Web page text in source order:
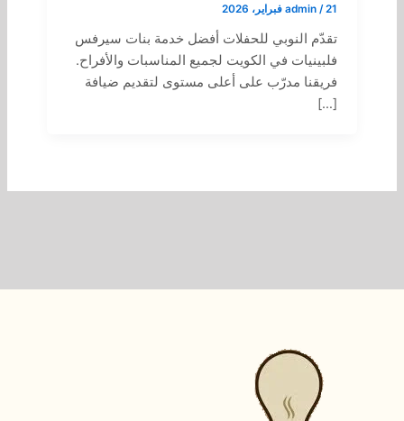
admin /21 فبراير، 2026
تقدّم النوبي للحفلات أفضل خدمة بنات سيرفس
فلبينيات في الكويت لجميع المناسبات والأفراح.
فريقنا مدرّب على أعلى مستوى لتقديم ضيافة
[…]